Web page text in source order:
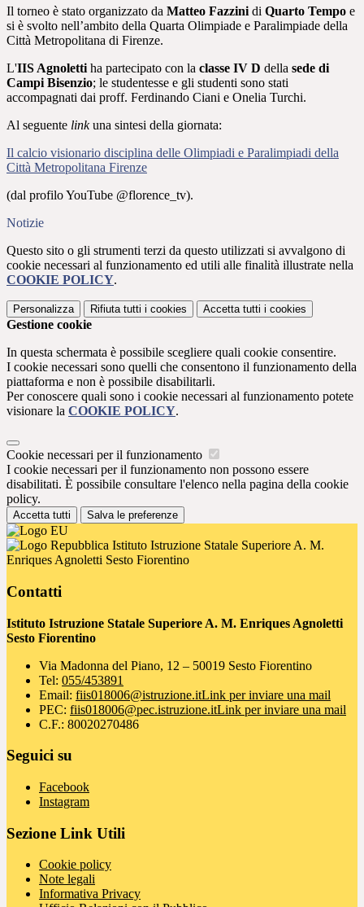
Il torneo è stato organizzato da Matteo Fazzini di Quarto Tempo e
si è svolto nell’ambito della Quarta Olimpiade e Paralimpiade della
Città Metropolitana di Firenze.
L'IIS Agnoletti ha partecipato con la classe IV D della sede di
Campi Bisenzio; le studentesse e gli studenti sono stati
accompagnati dai proff. Ferdinando Ciani e Onelia Turchi.
Al seguente linkuna sintesi della giornata:
Il calcio visionario disciplina delle Olimpiadi e Paralimpiadi della
Città Metropolitana Firenze
(dal profilo YouTube @florence_tv).
Notizie
Questo sito o gli strumenti terzi da questo utilizzati si avvalgono di
cookie necessari al funzionamento ed utili alle finalità illustrate nella
COOKIE POLICY.
Personalizza Rifiuta tutti i cookies Accetta tutti i cookies
Gestione cookie
In questa schermata è possibile scegliere quali cookie consentire.
I cookie necessari sono quelli che consentono il funzionamento della
piattaforma e non è possibile disabilitarli.
Per conoscere quali sono i cookie necessari al funzionamento potete
visionare la COOKIE POLICY.
Cookie necessari per il funzionamento
I cookie necessari per il funzionamento non possono essere
disabilitati. È possibile consultare l'elenco nella pagina della cookie
policy.
Accetta tutti Salva le preferenze
Istituto Istruzione Statale Superiore A. M.
Enriques Agnoletti Sesto Fiorentino
Contatti
Istituto Istruzione Statale Superiore A. M. Enriques Agnoletti
Sesto Fiorentino
Via Madonna del Piano, 12 – 50019 Sesto Fiorentino
Tel: 055/453891
Email: fiis018006@istruzione.itLink per inviare una mail
PEC: fiis018006@pec.istruzione.itLink per inviare una mail
C.F.: 80020270486
Seguici su
Facebook
Instagram
Sezione Link Utili
Cookie policy
Note legali
Informativa Privacy